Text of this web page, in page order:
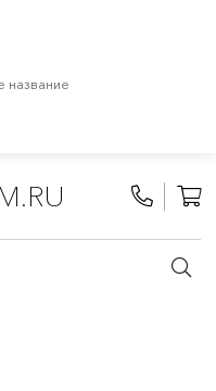
название
продуктов